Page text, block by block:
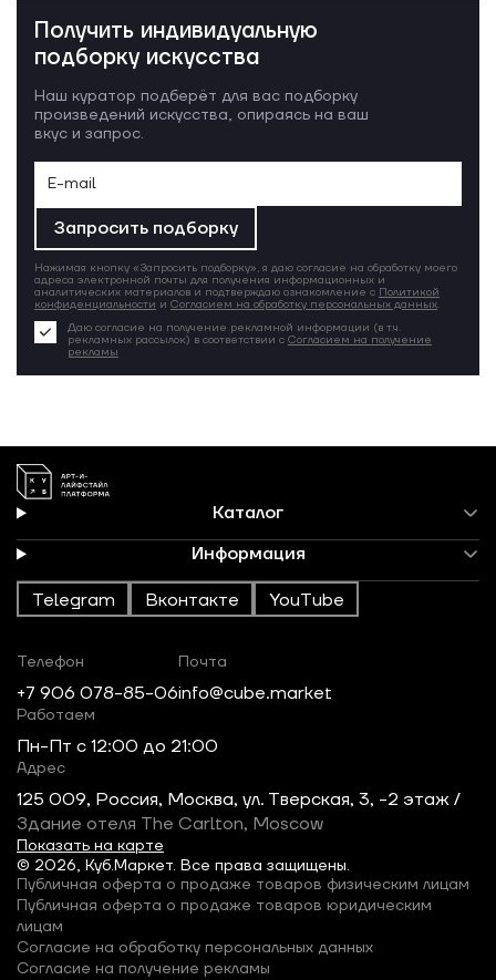
Получить индивидуальную
подборку искусства
Наш куратор подберёт для вас подборку
произведений искусства, опираясь на ваш
вкус и запрос.
Запросить подборку
Нажимая кнопку «Запросить подборку», я даю согласие на обработку моего
адреса электронной почты для получения информационных и
аналитических материалов и подтверждаю ознакомление с Политикой
конфиденциальности и Согласием на обработку персональных данных.
Даю согласие на получение рекламной информации (в т.ч.
рекламных рассылок) в соответствии с Согласием на получение
рекламы
Каталог
Информация
Telegram Вконтакте YouTube
© 2026, Куб.Маркет. Все права защищены.
Телефон
+7 906 078-85-06
Почта
info@cube.market
Работаем
Пн-Пт c 12:00 до 21:00
Адрес
125 009, Россия, Москва, ул. Тверская, 3, -2 этаж /
Здание отеля The Carlton, Moscow
Показать на карте
Публичная оферта о продаже товаров физическим лицам
Публичная оферта о продаже товаров юридическим
лицам
Согласие на обработку персональных данных
Согласие на получение рекламы